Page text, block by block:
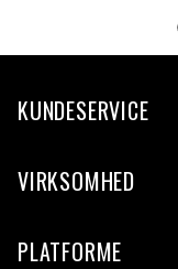
KUNDESERVICE
VIRKSOMHED
PLATFORME